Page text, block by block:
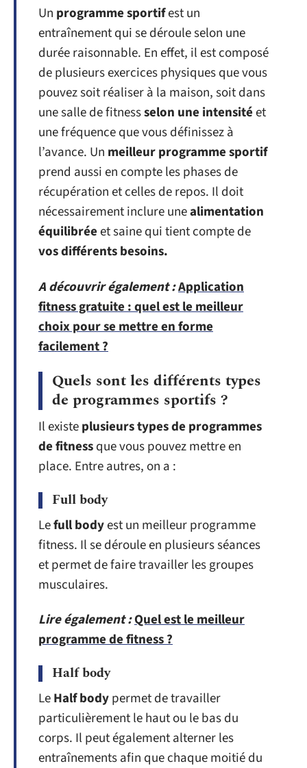
Un programme sportifest un
entraînement qui se déroule selon une
durée raisonnable. En effet, il est composé
de plusieurs exercices physiques que vous
pouvez soit réaliser à la maison, soit dans
une salle de fitnessselon une intensitéet
une fréquence que vous définissez à
l’avance. Un meilleur programme sportif
prend aussi en compte les phases de
récupération et celles de repos. Il doit
nécessairement inclure unealimentation
équilibréeet saine qui tient compte de
vos différents besoins.
A découvrir également :Application
fitness gratuite : quel est le meilleur
choix pour se mettre en forme
facilement ?
Quels sont les différents types
de programmes sportifs ?
Il existeplusieurs types de programmes
de fitnessque vous pouvez mettre en
place. Entre autres, on a :
Full body
Lefull bodyest un meilleur programme
fitness. Il se déroule en plusieurs séances
et permet de faire travailler les groupes
musculaires.
Lire également :Quel est le meilleur
programme de fitness ?
Half body
LeHalf bodypermet de travailler
particulièrement le haut ou le bas du
corps. Il peut également alterner les
entraînements afin que chaque moitié du